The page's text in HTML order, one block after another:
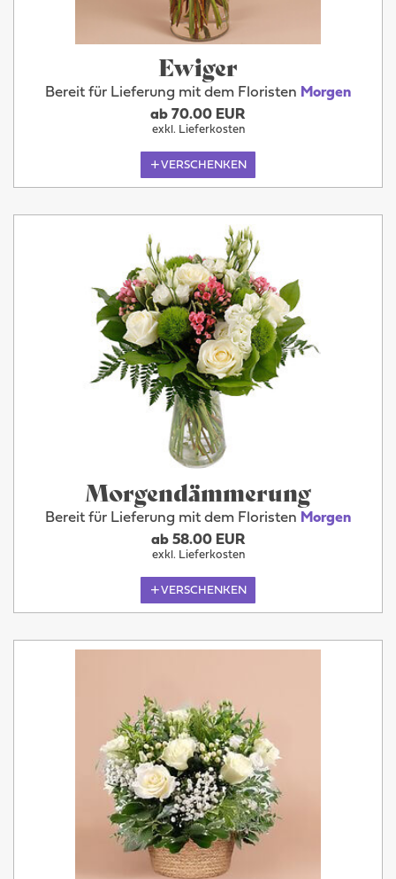
Ewiger
Bereit für Lieferung mit dem Floristen Morgen
ab 70.00 EUR
exkl. Lieferkosten
VERSCHENKEN
Morgendämmerung
Bereit für Lieferung mit dem Floristen Morgen
ab 58.00 EUR
exkl. Lieferkosten
VERSCHENKEN